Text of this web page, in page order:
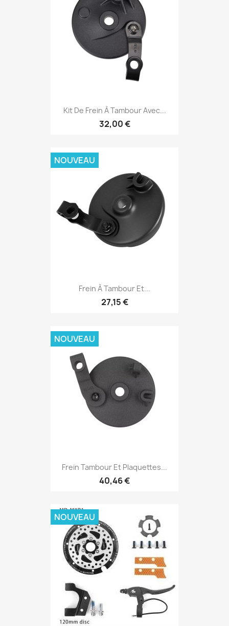
Kit De Frein À Tambour Avec...
32,00 €
Frein À Tambour Et...
27,15 €
NOUVEAU
Frein Tambour Et Plaquettes...
40,46 €
NOUVEAU
NOUVEAU